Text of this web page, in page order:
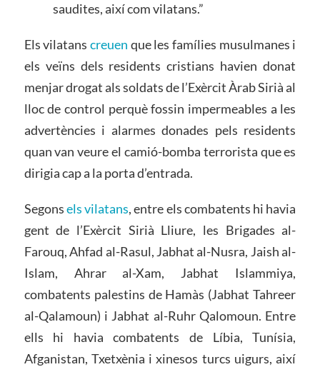
saudites, així com vilatans.”
Els vilatans creuen que les famílies musulmanes i
els veïns dels residents cristians havien donat
menjar drogat als soldats de l’Exèrcit Àrab Sirià al
lloc de control perquè fossin impermeables a les
advertències i alarmes donades pels residents
quan van veure el camió-bomba terrorista que es
dirigia cap a la porta d’entrada.
Segonsels vilatans, entre els combatents hi havia
gent de l’Exèrcit Sirià Lliure, les Brigades al-
Farouq, Ahfad al-Rasul, Jabhat al-Nusra, Jaish al-
Islam, Ahrar al-Xam, Jabhat Islammiya,
combatents palestins de Hamàs (Jabhat Tahreer
al-Qalamoun) i Jabhat al-Ruhr Qalomoun. Entre
ells hi havia combatents de Líbia, Tunísia,
Afganistan, Txetxènia i xinesos turcs uigurs, així